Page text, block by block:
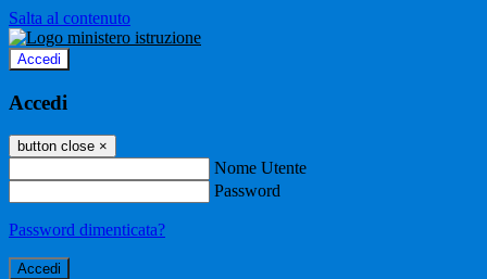
Salta al contenuto
Accedi
Accedi
button close ×
Nome Utente
Password
Password dimenticata?